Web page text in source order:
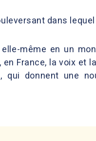
dans
même en un
France, la voix et
qui donnent une